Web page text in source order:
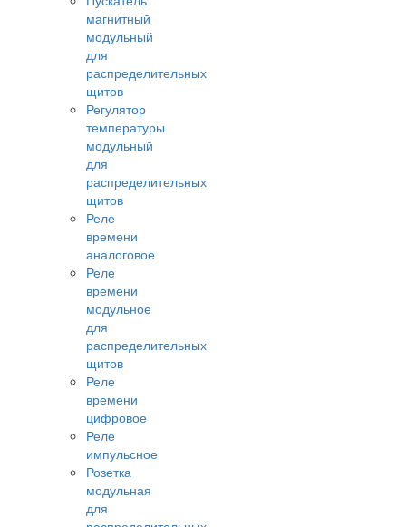
магнитный
модульный
для
распределительных
щитов
Регулятор
температуры
модульный
для
распределительных
щитов
Реле
времени
аналоговое
Реле
времени
модульное
для
распределительных
щитов
Реле
времени
цифровое
Реле
импульсное
Розетка
модульная
для